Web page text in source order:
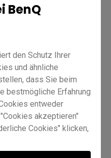
BenQ
den Schutz Ihrer
und ähnliche
dass Sie beim
bestmögliche Erfahrung
entweder
akzeptieren"
Cookies" klicken,
Cookie-Einstellungen
Hauptgerät RM03A